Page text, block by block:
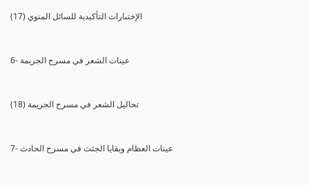
(17) الإختبارات التأكيدية للسائل المنوي
6- عينات الشعر في مسرح الجريمة
(18) تحاليل الشعر في مسرح الجريمة
7- عينات العظام وبقايا الجثث في مسرح الحادث